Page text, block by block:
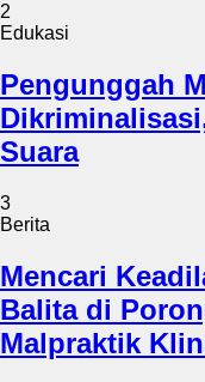
2
Edukasi
Pengunggah
Suara
3
Berita
Mencari
Balita di
Malpraktik